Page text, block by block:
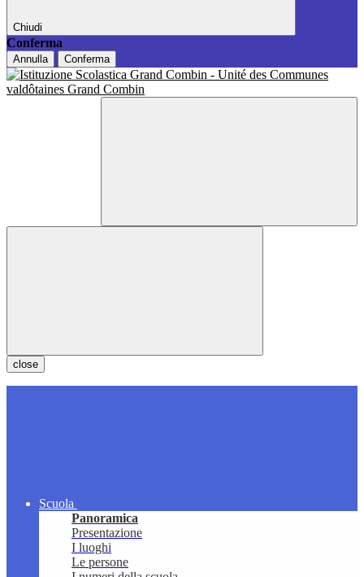
Chiudi
Conferma
Annulla Conferma
close
Scuola
Panoramica
Presentazione
I luoghi
Le persone